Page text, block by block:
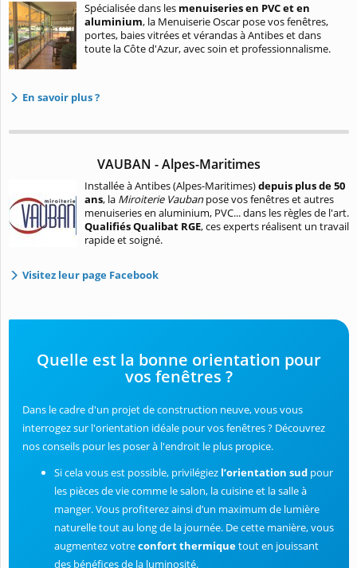
Spécialisée dans les menuiseries en PVC et en
aluminium, la Menuiserie Oscar pose vos fenêtres,
portes, baies vitrées et vérandas à Antibes et dans
toute la Côte d'Azur, avec soin et professionnalisme.
En savoir plus ?
VAUBAN - Alpes-Maritimes
Installée à Antibes (Alpes-Maritimes)depuis plus de 50
ans, la Miroiterie Vaubanpose vos fenêtres et autres
menuiseries en aluminium, PVC... dans les règles de l'art.
Qualifiés Qualibat RGE, ces experts réalisent un travail
rapide et soigné.
Visitez leur page Facebook
Quelle est la bonne orientation pour
vos fenêtres ?
Dans le cadre d'un projet de construction neuve, vous vous
interrogez sur l'orientation idéale pour vos fenêtres ? Découvrez
nos conseils pour les poser à l'endroit le plus propice.
Si cela vous est possible, privilégiez l’orientation sud pour
les pièces de vie comme le salon, la cuisine et la salle à
manger. Vous profiterez ainsi d’un maximum de lumière
naturelle tout au long de la journée. De cette manière, vous
augmentez votreconfort thermiquetout en jouissant
des bénéfices de la luminosité.